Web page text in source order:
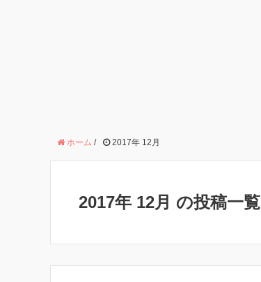
ホーム / 2017年 12月
2017年 12月 の投稿一覧